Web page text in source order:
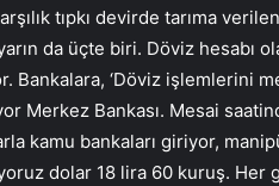
tıpkı devirde tarıma
da üçte biri. Döviz hesabı
Bankalara, ‘Döviz işlemlerini
Merkez Bankası. Mesai
kamu bankaları giriyor,
dolar 18 lira 60 kuruş. Her